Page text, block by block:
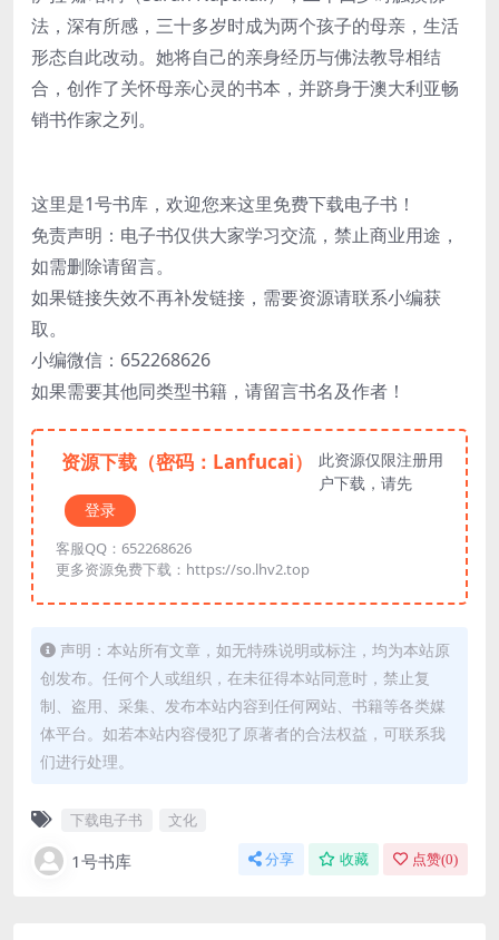
法，深有所感，三十多岁时成为两个孩子的母亲，生活
形态自此改动。她将自己的亲身经历与佛法教导相结
合，创作了关怀母亲心灵的书本，并跻身于澳大利亚畅
销书作家之列。
这里是1号书库，欢迎您来这里免费下载电子书！
免责声明：电子书仅供大家学习交流，禁止商业用途，
如需删除请留言。
如果链接失效不再补发链接，需要资源请联系小编获
取。
小编微信：652268626
如果需要其他同类型书籍，请留言书名及作者！
资源下载（密码：Lanfucai）
此资源仅限注册用
户下载，请先
登录
客服QQ：652268626
更多资源免费下载：https://so.lhv2.top
声明：本站所有文章，如无特殊说明或标注，均为本站原
创发布。任何个人或组织，在未征得本站同意时，禁止复
制、盗用、采集、发布本站内容到任何网站、书籍等各类媒
体平台。如若本站内容侵犯了原著者的合法权益，可联系我
们进行处理。
下载电子书 文化
1号书库 分享 收藏 点赞(0)